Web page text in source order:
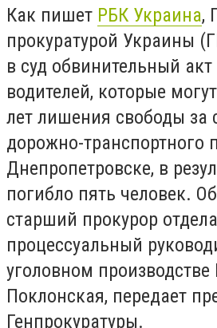
Как пишет РБК Украина, Г
прокуратурой Украины
в суд обвинительный
водителей, которые
лет лишения свободы за
дорожно-транспортного
Днепропетровске, в
погибло пять человек.
старший прокурор
процессуальный
уголовном производстве
Поклонская, передает
Генпрокуратуры.